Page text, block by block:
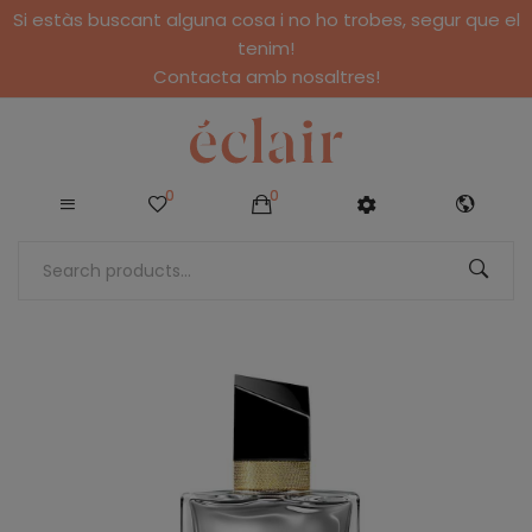
Si estàs buscant alguna cosa i no ho trobes, segur que el
tenim!
Contacta amb nosaltres!
0 0